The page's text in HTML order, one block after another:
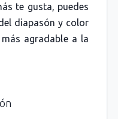
te gusta, puedes
diapasón y color
agradable a la